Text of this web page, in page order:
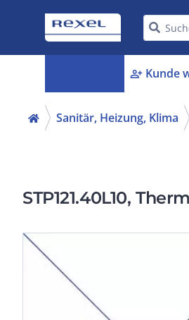
person_add Kunde
Sanitär, Heizung, Klima
STP121.40L10,